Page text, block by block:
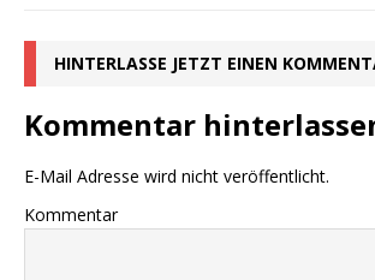
HINTERLASSE JETZT EINEN
Kommentar
E-Mail Adresse wird nicht veröffentlicht.
Kommentar